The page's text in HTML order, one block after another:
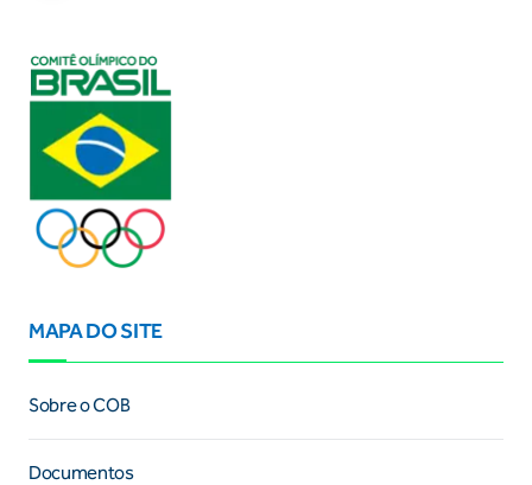
MAPA DO SITE
Sobre o COB
Documentos